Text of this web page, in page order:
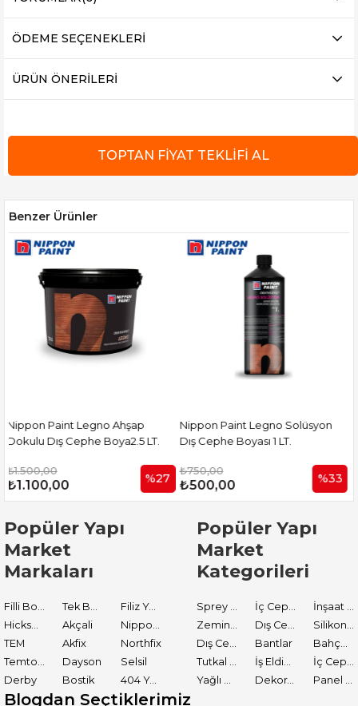
ÖDEME SEÇENEKLERI
ÜRÜN ÖNERILERI
Benzer Ürünler
Nippon Paint Legno Solüsyon
Dış Cephe Boyası 1 LT.
₺750,00
₺500,00 %33
Nippon Paint Shine Parlak
Dış Cephe Koruyucu 2.5 L
₺2.500,00
₺1.750,00
Popüler Yapı
Market
Markaları
Filli Boya Tek Boya
Filiz Yapı Market
Hickson Decor
Akçali
Nippon Paint
TEM
Akfix
Northfix
Temtools
Dayson
Selsil
Derby
Bostik 404 Yapıştırıcı
Popüler Yapı
Market
Kategorileri
Sprey Boyalar İç Cephe Astarları
İnşaat Tamir Malzemeleri
Zemin Boyası
Dış Cephe Boyaları
Silikon ve Mastikler
Dış Cephe Astarları
Bantlar
Bahçe El Aletleri
Tutkal ve Yapıştırıcılar
İş Eldiveni
İç Cephe Boyaları
Yağlı Boyalar
Dekoratif Boyalar Panel Kapı Boyası
Blogdan Seçtiklerimiz